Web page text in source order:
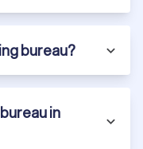
bureau?
in